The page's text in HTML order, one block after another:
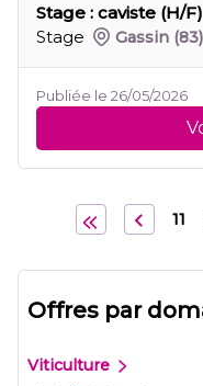
Stage : caviste (H/F)
Stage
Gassin (83)
Publiée le 26/05/2026
11
Offres par
Viticulture